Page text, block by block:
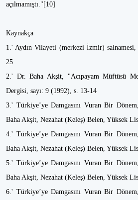
açılmamıştı."[10]
Kaynakça
1.' Aydın Vilayeti (merkezi İzmir)
25
2.' Dr. Baha Akşit, "Acıpayam Müftüsü
Dergisi, sayı: 9 (1992), s. 13-14
3.' Türkiye’ye Damgasını Vuran Bir
Baha Akşit, Nezahat (Keleş) Belen, Yüksek
4.' Türkiye’ye Damgasını Vuran Bir
Baha Akşit, Nezahat (Keleş) Belen, Yüksek
5.' Türkiye’ye Damgasını Vuran Bir
Baha Akşit, Nezahat (Keleş) Belen, Yüksek
6.' Türkiye’ye Damgasını Vuran Bir